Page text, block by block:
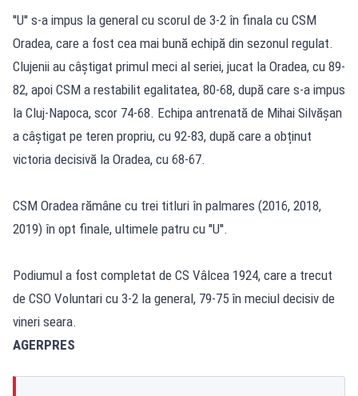
''U'' s-a impus la general cu scorul de 3-2 în finala cu CSM
Oradea, care a fost cea mai bună echipă din sezonul regulat.
Clujenii au câștigat primul meci al seriei, jucat la Oradea, cu 89-
82, apoi CSM a restabilit egalitatea, 80-68, după care s-a impus
la Cluj-Napoca, scor 74-68. Echipa antrenată de Mihai Silvășan
a câștigat pe teren propriu, cu 92-83, după care a obținut
victoria decisivă la Oradea, cu 68-67.
CSM Oradea rămâne cu trei titluri în palmares (2016, 2018,
2019) în opt finale, ultimele patru cu ''U''.
Podiumul a fost completat de CS Vâlcea 1924, care a trecut
de CSO Voluntari cu 3-2 la general, 79-75 în meciul decisiv de
vineri seara.
AGERPRES